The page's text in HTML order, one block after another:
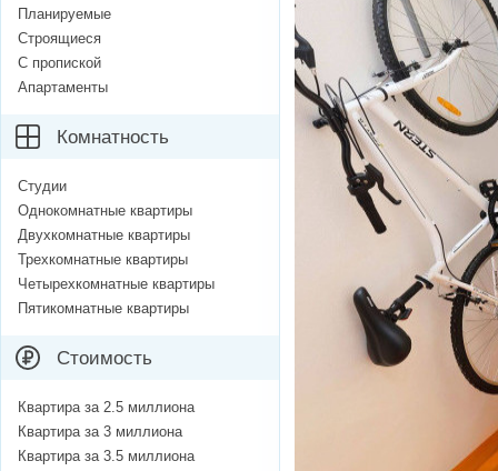
Планируемые
Строящиеся
С пропиской
Апартаменты
Комнатность
Студии
Однокомнатные квартиры
Двухкомнатные квартиры
Трехкомнатные квартиры
Четырехкомнатные квартиры
Пятикомнатные квартиры
Стоимость
Квартира за 2.5 миллиона
Квартира за 3 миллиона
Квартира за 3.5 миллиона